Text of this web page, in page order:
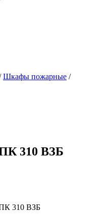
Шкафы пожарные /
310 ВЗБ
310 ВЗБ